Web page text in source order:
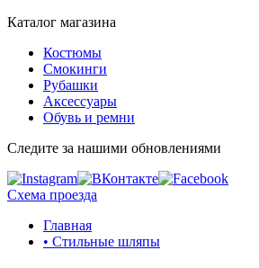
Каталог магазина
Костюмы
Смокинги
Рубашки
Аксессуары
Обувь и ремни
Следите за нашими обновлениями
Схема проезда
Главная
• Стильные шляпы